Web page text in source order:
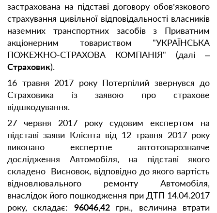
застрахована на підставі договору обов’язкового
страхування цивільної відповідальності власників
наземних транспортних засобів з Приватним
акціонерним товариством "УКРАЇНСЬКА
ПОЖЕЖНО-СТРАХОВА КОМПАНІЯ" (далі –
Страховик).
16 травня 2017 року Потерпілий звернувся до
Страховика із заявою про страхове
відшкодування.
27 червня 2017 року судовим експертом на
підставі заяви Клієнта від 12 травня 2017 року
виконано експертне автотоварознавче
дослідження Автомобіля, на підставі якого
складено Висновок, відповідно до якого вартість
відновлювального ремонту Автомобіля,
внаслідок його пошкодження при ДТП 14.04.2017
року, складає: 96046,42грн., величина втрати